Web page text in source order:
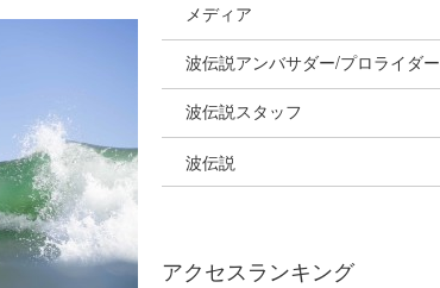
Naoya Kimoto
mitsuteru Kamio
Yasunari Inoue
Yoshiyuki Obata
DELTA FORCE SURF
メディア
SURFMEDIA
Colors MAGAZINE
WAVAL
波伝説アンバサダー/プロライダー
福島寿実子
中浦“JET”章
進士剛光
波伝説スタッフ
☆加藤
Aichan
波伝説
アクセスランキング